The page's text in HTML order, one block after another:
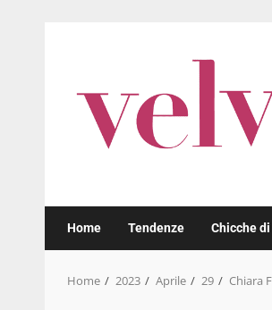
Home Tendenze Chicche
Home 2023 Aprile 29 Chiara